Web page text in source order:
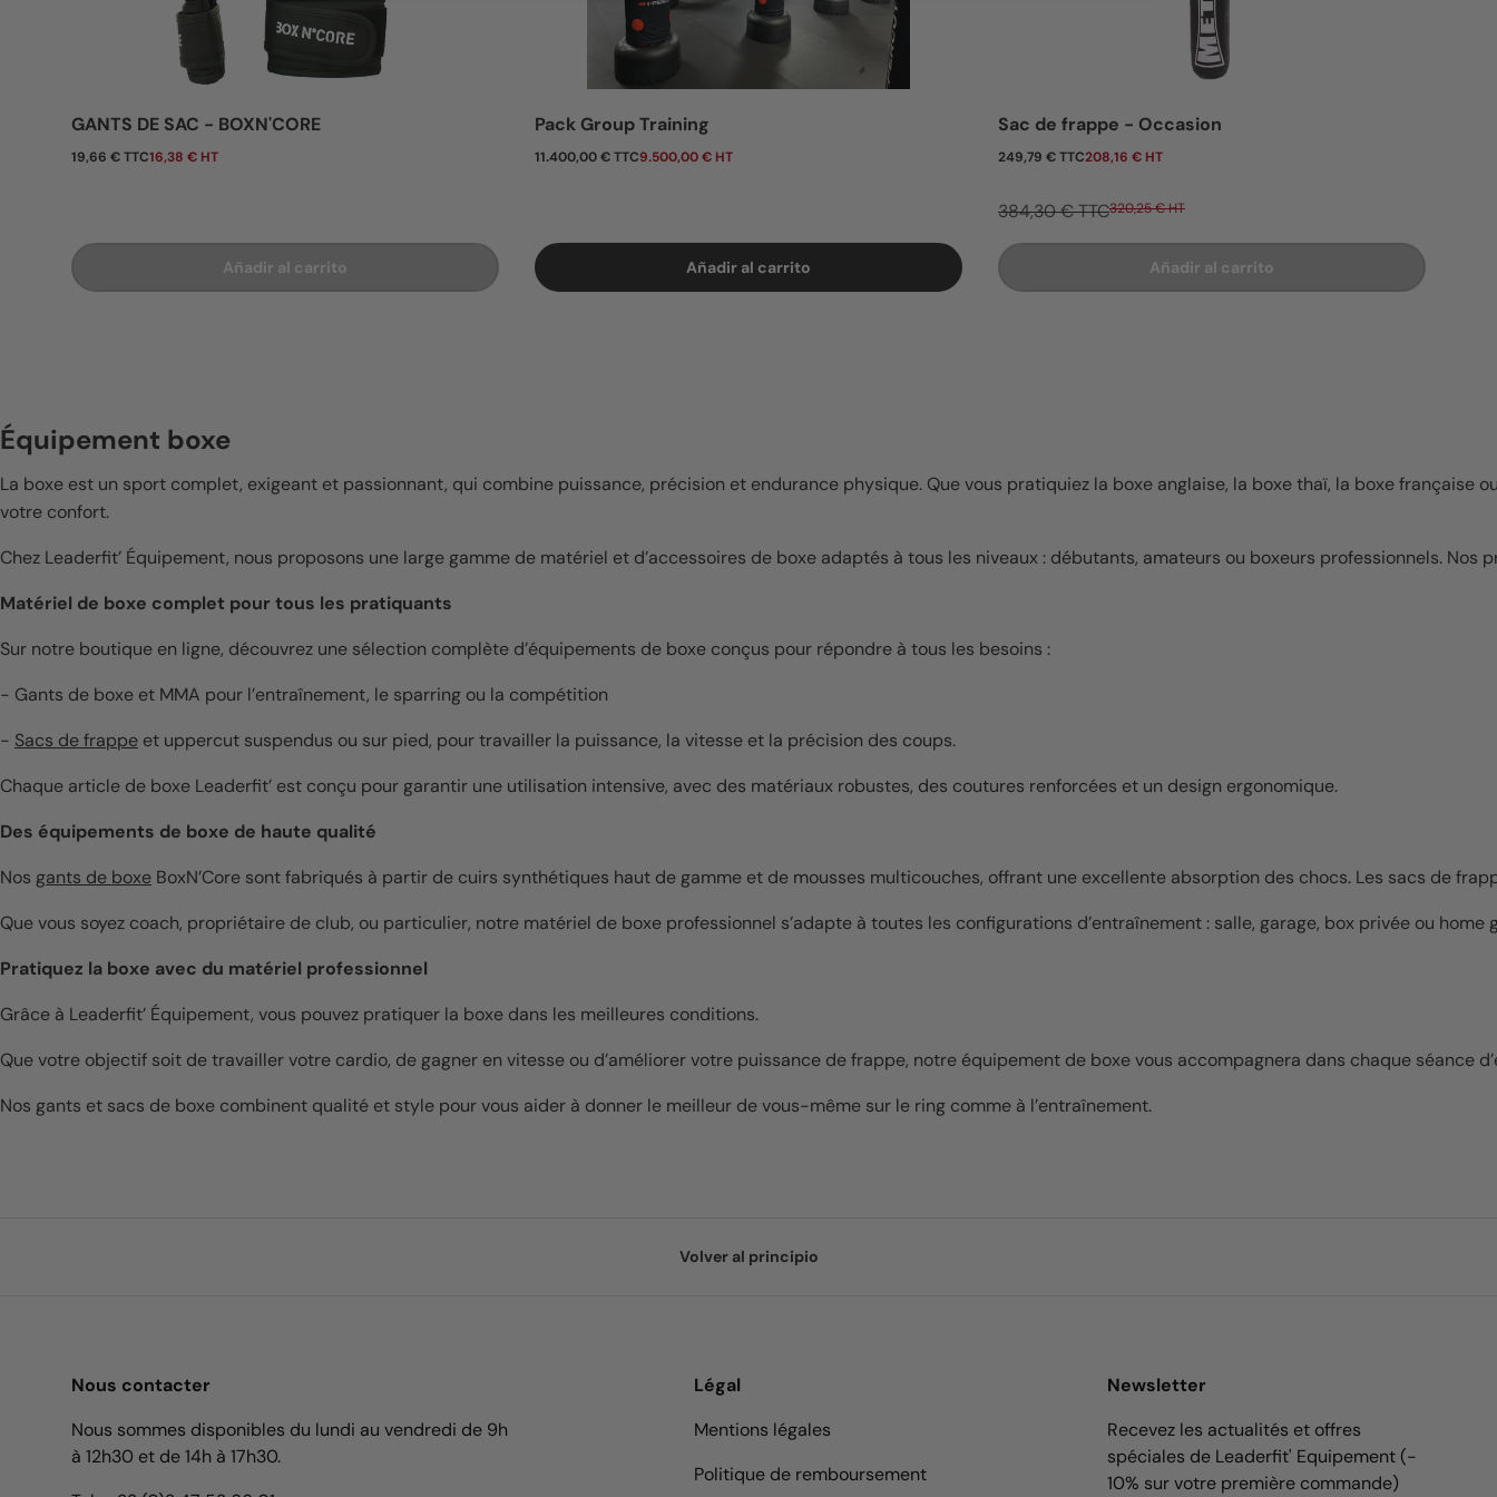
GANTS DE SAC - BOXN'CORE
Precio normal
19,66 € TTC16,38 € HT
Añadir al carrito
Pack Group Training
Precio normal
11.400,00 € TTC9.500,00 € HT
Añadir al carrito
Sac de frappe - Occasion
Precio de venta
249,79 € TTC208,16 € HT
384,30 € TTC320,25 € HT
Añadir al carrito
Équipement boxe
La boxe est un sport complet, exigeant et passionnant, qui combine puissance, précision et endurance physique. Que vous pratiquiez la boxe anglaise, la boxe thaï, la boxe
votre confort.
Chez Leaderfit’ Équipement, nous proposons une large gamme de matériel et d’accessoires de boxe adaptés à tous les niveaux : débutants, amateurs ou boxeurs professionnels.
Matériel de boxe complet pour tous les pratiquants
Sur notre boutique en ligne, découvrez une sélection complète d’équipements de boxe conçus pour répondre à tous les besoins :
- Gants de boxe et MMA pour l’entraînement, le sparring ou la compétition
- Sacs de frappe et uppercut suspendus ou sur pied, pour travailler la puissance, la vitesse et la précision des coups.
Chaque article de boxe Leaderfit’ est conçu pour garantir une utilisation intensive, avec des matériaux robustes, des coutures renforcées et un design ergonomique.
Des équipements de boxe de haute qualité
Nos gants de boxe BoxN’Core sont fabriqués à partir de cuirs synthétiques haut de gamme et de mousses multicouches, offrant une excellente absorption des chocs. Les sacs de
Que vous soyez coach, propriétaire de club, ou particulier, notre matériel de boxe professionnel s’adapte à toutes les configurations d’entraînement : salle, garage, box privée ou home
Pratiquez la boxe avec du matériel professionnel
Grâce à Leaderfit’ Équipement, vous pouvez pratiquer la boxe dans les meilleures conditions.
Que votre objectif soit de travailler votre cardio, de gagner en vitesse ou d’améliorer votre puissance de frappe, notre équipement de boxe vous accompagnera dans chaque séance
Nos gants et sacs de boxe combinent qualité et style pour vous aider à donner le meilleur de vous-même sur le ring comme à l’entraînement.
Volver al principio
Nous contacter
Nous sommes disponibles du lundi au vendredi de 9h
à 12h30 et de 14h à 17h30.
Légal
Mentions légales
Politique de remboursement
Newsletter
Recevez les actualités et offres
spéciales de Leaderfit' Equipement (-
10% sur votre première commande)